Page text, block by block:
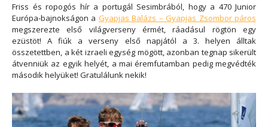
Friss és ropogós hír a portugál Sesimbrából, hogy a 470 Junior
Európa-bajnokságon a Gyapjas Balázs – Gyapjas Zsombor páros
megszerezte első világverseny érmét, ráadásul rögtön egy
ezüstöt! A fiúk a verseny első napjától a 3. helyen álltak
összetettben, a két izraeli egység mögött, azonban tegnap sikerült
átvenniük az egyik helyét, a mai éremfutamban pedig megvédték
második helyüket! Gratulálunk nekik!